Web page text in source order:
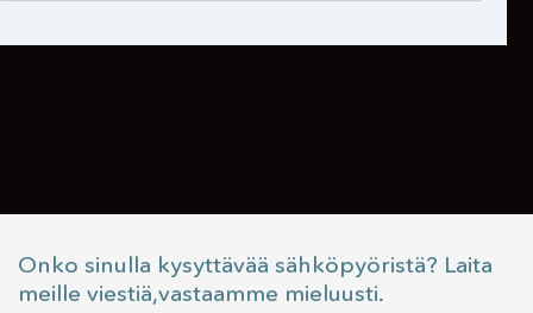
Onko sinulla kysyttävää sähköpyöristä? Laita
meille viestiä,vastaamme mieluusti.